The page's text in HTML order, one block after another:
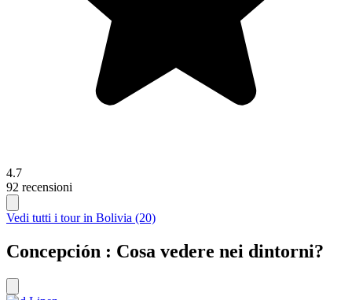
4.7
92 recensioni
Vedi tutti i tour in Bolivia (20)
Concepción : Cosa vedere nei dintorni?